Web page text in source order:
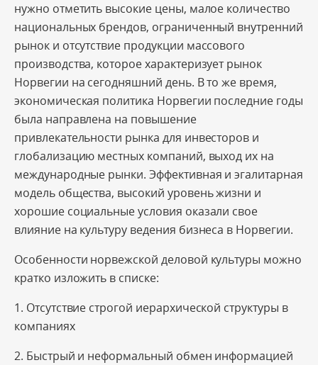
нужно отметить высокие цены, малое количество
национальных брендов, ограниченный внутренний
рынок и отсутствие продукции массового
производства, которое характеризует рынок
Норвегии на сегодняшний день. В то же время,
экономическая политика Норвегии последние годы
была направлена на повышение
привлекательности рынка для инвесторов и
глобализацию местных компаний, выход их на
международные рынки. Эффективная и эгалитарная
модель общества, высокий уровень жизни и
хорошие социальные условия оказали свое
влияние на культуру ведения бизнеса в Норвегии.
Особенности норвежской деловой культуры можно
кратко изложить в списке:
1. Отсутствие строгой иерархической структуры в
компаниях
2. Быстрый и неформальный обмен информацией